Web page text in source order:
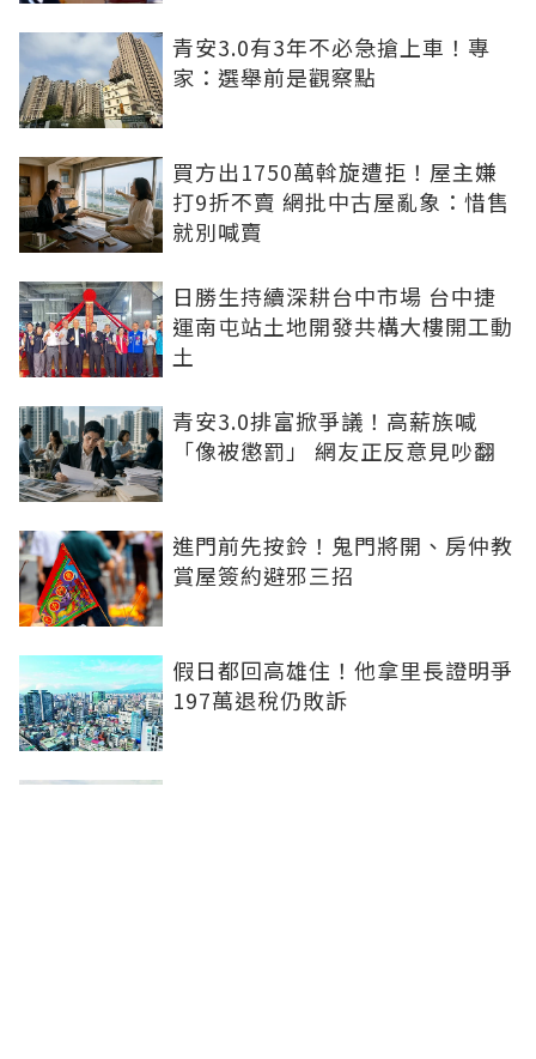
青安3.0有3年不必急搶上車！專
家：選舉前是觀察點
買方出1750萬斡旋遭拒！屋主嫌
打9折不賣 網批中古屋亂象：惜售
就別喊賣
日勝生持續深耕台中市場 台中捷
運南屯站土地開發共構大樓開工動
土
青安3.0排富掀爭議！高薪族喊
「像被懲罰」 網友正反意見吵翻
進門前先按鈴！鬼門將開、房仲教
賞屋簽約避邪三招
假日都回高雄住！他拿里長證明爭
197萬退稅仍敗訴